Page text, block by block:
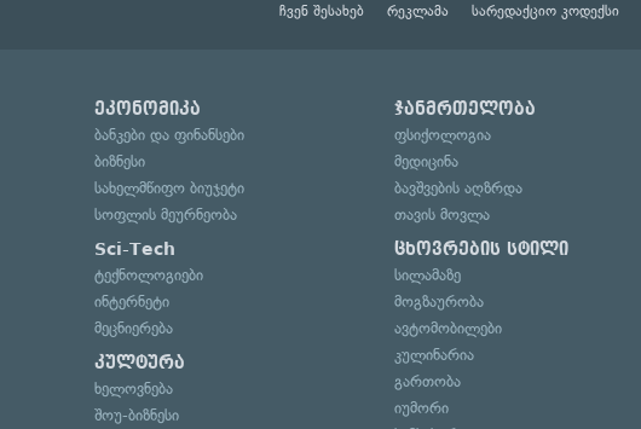
ჩვენ შესახებ რეკლამა სარედაქციო კოდექსი
ეკონომიკა
ბანკები და ფინანსები
ბიზნესი
სახელმწიფო ბიუჯეტი
სოფლის მეურნეობა
Sci-Tech
ტექნოლოგიები
ინტერნეტი
მეცნიერება
კულტურა
ხელოვნება
შოუ-ბიზნესი
ჯანმრთელობა
ფსიქოლოგია
მედიცინა
ბავშვების აღზრდა
თავის მოვლა
ცხოვრების სტილი
სილამაზე
მოგზაურობა
ავტომობილები
კულინარია
გართობა
იუმორი